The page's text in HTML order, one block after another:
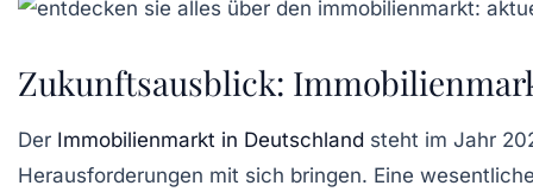
Zukunftsausblick:
Der Immobilienmarkt in Deutschland steht im Jahr
Herausforderungen mit sich bringen. Eine